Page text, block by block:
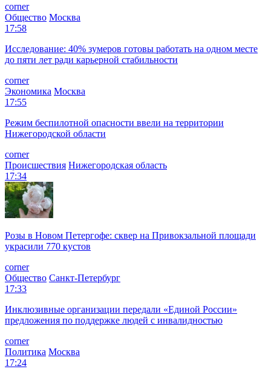
corner
Общество Москва
17:58
Исследование: 40% зумеров готовы работать на одном месте
до пяти лет ради карьерной стабильности
corner
Экономика Москва
17:55
Режим беспилотной опасности ввели на территории
Нижегородской области
corner
Происшествия Нижегородская область
17:34
Розы в Новом Петергофе: сквер на Привокзальной площади
украсили 770 кустов
corner
Общество Санкт-Петербург
17:33
Инклюзивные организации передали «Единой России»
предложения по поддержке людей с инвалидностью
corner
Политика Москва
17:24